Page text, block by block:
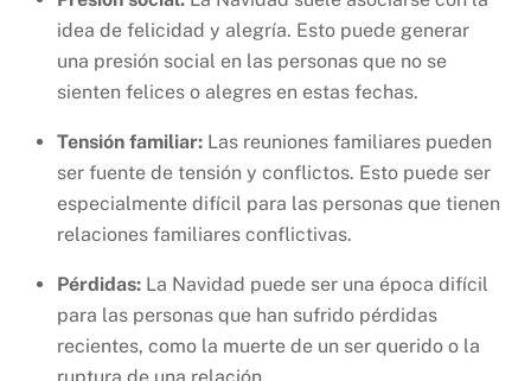
idea de felicidad y alegría. Esto puede generar
una presión social en las personas que no se
sienten felices o alegres en estas fechas.
Tensión familiar: Las reuniones familiares pueden
ser fuente de tensión y conflictos. Esto puede ser
especialmente difícil para las personas que tienen
relaciones familiares conflictivas.
Pérdidas: La Navidad puede ser una época difícil
para las personas que han sufrido pérdidas
recientes, como la muerte de un ser querido o la